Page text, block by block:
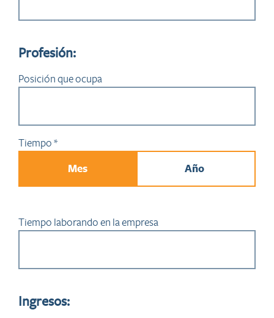
Profesión:
Posición que ocupa
Tiempo *
Mes Año
Tiempo laborando en la empresa
Ingresos: